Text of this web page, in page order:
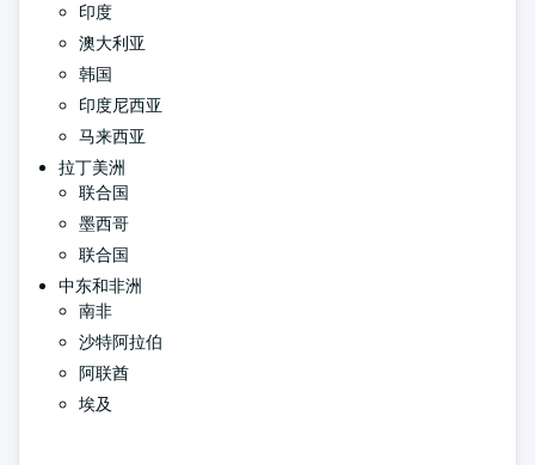
印度
澳大利亚
韩国
印度尼西亚
马来西亚
拉丁美洲
联合国
墨西哥
联合国
中东和非洲
南非
沙特阿拉伯
阿联酋
埃及